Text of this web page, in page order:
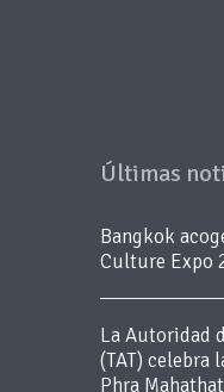
Últimas
Bangkok
Culture Expo
La Autoridad
(TAT) celebra
Phra